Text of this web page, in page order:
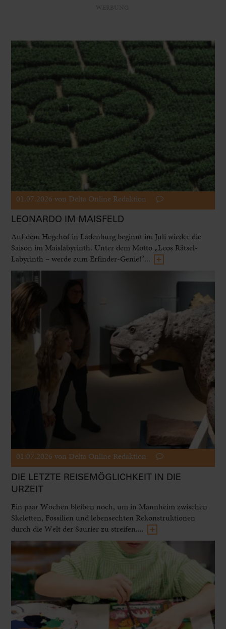
01.07.2026 von Delta Online Redaktion
LEONARDO IM MAISFELD
Auf dem Hegehof in Ladenburg beginnt im Juli wieder die
Saison im Maislabyrinth. Unter dem Motto „Leos Rätsel-
Labyrinth – werde zum Erfinder-Genie!“...
01.07.2026 von Delta Online Redaktion
DIE LETZTE REISEMÖGLICHKEIT IN DIE
URZEIT
Ein paar Wochen bleiben noch, um in Mannheim zwischen
Skeletten, Fossilien und lebensechten Rekonstruktionen
durch die Welt der Saurier zu streifen....